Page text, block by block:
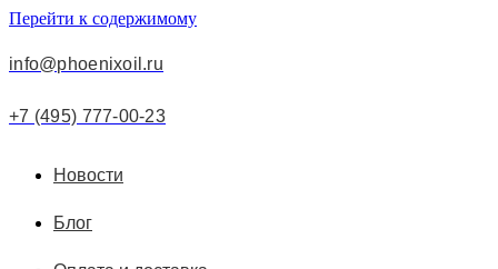
Перейти к содержимому
info@phoenixoil.ru
+7 (495) 777-00-23
Новости
Блог